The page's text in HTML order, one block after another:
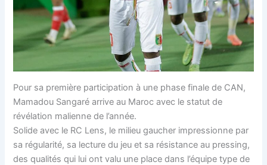
Pour sa première participation à une phase finale de CAN,
Mamadou Sangaré arrive au Maroc avec le statut de
révélation malienne de l’année.
Solide avec le RC Lens, le milieu gaucher impressionne par
sa régularité, sa lecture du jeu et sa résistance au pressing,
des qualités qui lui ont valu une place dans l’équipe type de